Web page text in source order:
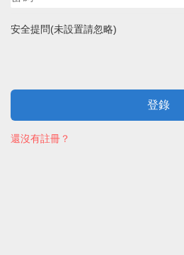
安全提問(未設置請忽略)
登錄
還沒有註冊？